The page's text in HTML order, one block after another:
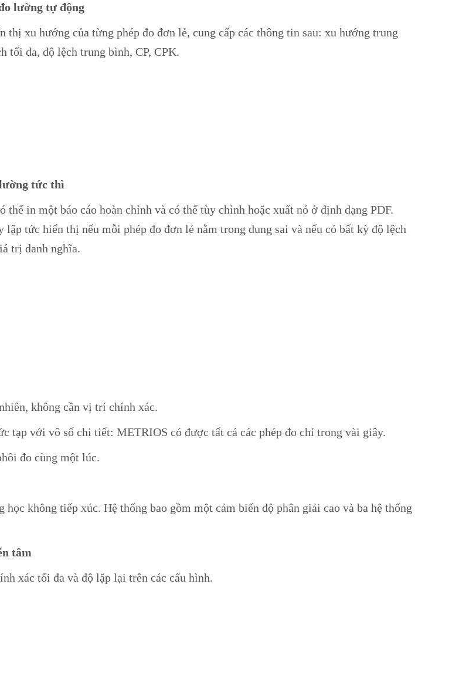
lường tự động
thị xu hướng của từng phép đo đơn lẻ, cung cấp các thông tin sau: xu hướng trung
tối đa, độ lệch trung bình, CP, CPK.
tức thì
thể in một báo cáo hoàn chỉnh và có thể tùy chỉnh hoặc xuất nó ở định dạng PDF.
lập tức hiển thị nếu mỗi phép đo đơn lẻ nằm trong dung sai và nếu có bất kỳ độ lệch
trị danh nghĩa.
không cần vị trí chính xác.
tạp với vô số chi tiết: METRIOS có được tất cả các phép đo chỉ trong vài giây.
đo cùng một lúc.
không tiếp xúc. Hệ thống bao gồm một cảm biến độ phân giải cao và ba hệ thống
tâm
xác tối đa và độ lặp lại trên các cấu hình.